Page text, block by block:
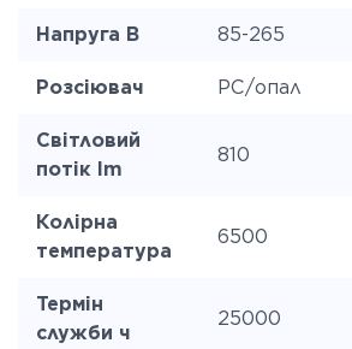
Напруга В 85-265
Розсіювач PC/опал
Світловий
потік lm
810
Колірна
температура
6500
Термін
служби ч
25000